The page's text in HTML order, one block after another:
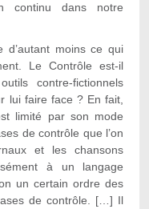
continu dans notre
d’autant moins ce qui
Le Contrôle est-il
contre-fictionnels
lui faire face ? En fait,
limité par son mode
de contrôle que l’on
et les chansons
à un langage
un certain ordre des
de contrôle. […] Il